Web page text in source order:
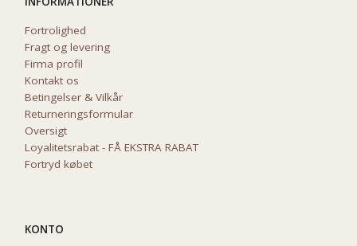
Fortrolighed
Fragt og levering
Firma profil
Kontakt os
Betingelser & Vilkår
Returneringsformular
Oversigt
Loyalitetsrabat - FÅ EKSTRA RABAT
Fortryd købet
KONTO